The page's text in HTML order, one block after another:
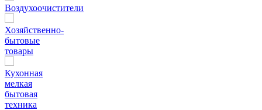
Воздухоочистители
Хозяйственно-
бытовые
товары
Кухонная
мелкая
бытовая
техника